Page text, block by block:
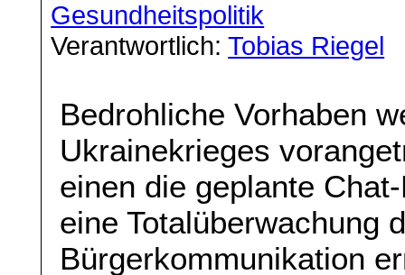
Gesundheitspolitik
Verantwortlich:Tobias Riegel
Bedrohliche Vorhaben
Ukrainekrieges
einen die geplante
eine Totalüberwachung
Bürgerkommunikation